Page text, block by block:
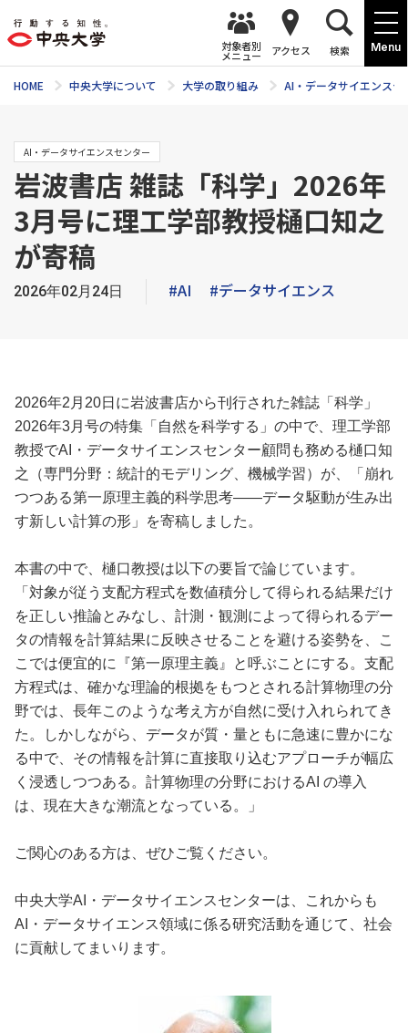
Menu
対象者別
メニュー アクセス 検索
HOME 中央大学について 大学の取り組み AI・データサイエンスセ
AI・データサイエンスセンター
岩波書店 雑誌「科学」2026年
3月号に理工学部教授樋口知之
が寄稿
2026年02月24日 #AI #データサイエンス
2026年2月20日に岩波書店から刊行された雑誌「科学」
2026年3月号の特集「自然を科学する」の中で、理工学部
教授でAI・データサイエンスセンター顧問も務める樋口知
之（専門分野：統計的モデリング、機械学習）が、「崩れ
つつある第一原理主義的科学思考――データ駆動が生み出
す新しい計算の形」を寄稿しました。
本書の中で、樋口教授は以下の要旨で論じています。
「対象が従う支配方程式を数値積分して得られる結果だけ
を正しい推論とみなし、計測・観測によって得られるデー
タの情報を計算結果に反映させることを避ける姿勢を、こ
こでは便宜的に『第一原理主義』と呼ぶことにする。支配
方程式は、確かな理論的根拠をもつとされる計算物理の分
野では、長年このような考え方が自然に受け入れられてき
た。しかしながら、データが質・量ともに急速に豊かにな
る中で、その情報を計算に直接取り込むアプローチが幅広
く浸透しつつある。計算物理の分野におけるAI の導入
は、現在大きな潮流となっている。」
ご関心のある方は、ぜひご覧ください。
中央大学AI・データサイエンスセンターは、これからも
AI・データサイエンス領域に係る研究活動を通じて、社会
に貢献してまいります。